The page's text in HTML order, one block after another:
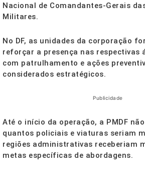
Nacional de Comandantes-Gerais
Militares.
No DF, as unidades da corporação
reforçar a presença nas respectivas
com patrulhamento e ações
considerados estratégicos.
Publicidade
Até o início da operação, a PMDF
quantos policiais e viaturas seriam
regiões administrativas receberiam
metas específicas de abordagens.